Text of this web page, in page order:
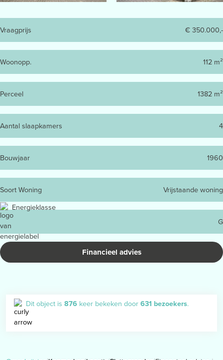
Vraagprijs € 350.000,-
Woonopp. 112 m²
Perceel 1382 m²
Aantal slaapkamers 4
Bouwjaar 1960
Soort Woning
Vrijstaande woning
Energieklasse
G
Financieel advies
Dit object is 876 keer bekeken door631 bezoekers.